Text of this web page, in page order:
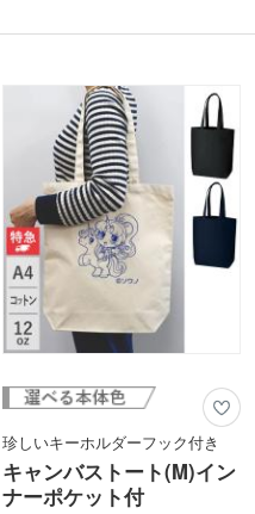
やすさが自慢です。街中やキャンパスで
珍しいキーホルダーフック付き
キャンバストート(M)イン
ナーポケット付